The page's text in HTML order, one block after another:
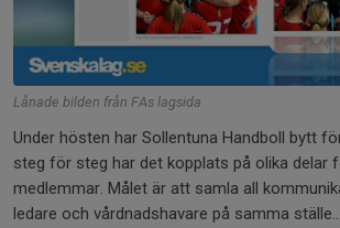
Lånade bilden från FAs lagsida
Under hösten har Sollentuna Handboll bytt
steg för steg har det kopplats på olika delar
medlemmar. Målet är att samla all
ledare och vårdnadshavare på samma ställe...